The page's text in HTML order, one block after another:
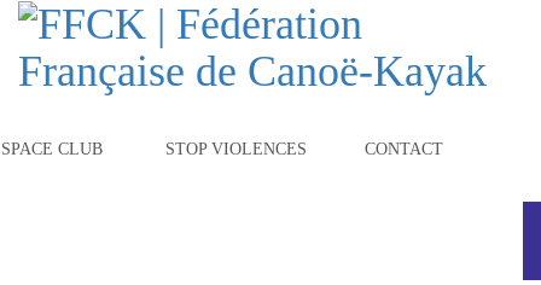
CLUB STOP VIOLENCES CONTACT